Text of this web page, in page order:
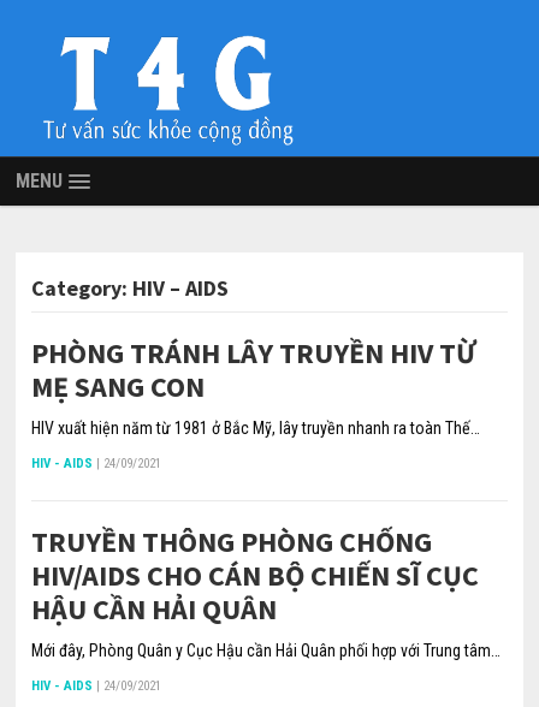
MENU
Category: HIV – AIDS
PHÒNG TRÁNH LÂY TRUYỀN HIV TỪ
MẸ SANG CON
HIV xuất hiện năm từ 1981 ở Bắc Mỹ, lây truyền nhanh ra toàn Thế…
HIV - AIDS | 24/09/2021
TRUYỀN THÔNG PHÒNG CHỐNG
HIV/AIDS CHO CÁN BỘ CHIẾN SĨ CỤC
HẬU CẦN HẢI QUÂN
Mới đây, Phòng Quân y Cục Hậu cần Hải Quân phối hợp với Trung tâm…
HIV - AIDS | 24/09/2021